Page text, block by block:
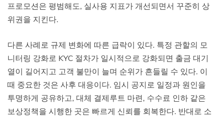
프로모션은 평범해도, 실사용 지표가 개선되면서 꾸준히 상
위권을 지킨다.
다른 사례로 규제 변화에 따른 급락이 있다. 특정 관할의 모
니터링 강화로 KYC 절차가 일시적으로 강화되면 출금 대기
열이 길어지고 고객 불만이 늘며 순위가 흔들릴 수 있다. 이
때 중요한 것은 사후 대응이다. 임시 공지로 일정과 원인을
투명하게 공유하고, 대체 결제루트 마련, 수수료 인하 같은
보상정책을 시행한 곳은 빠르게 신뢰를 회복한다. 반대로 소